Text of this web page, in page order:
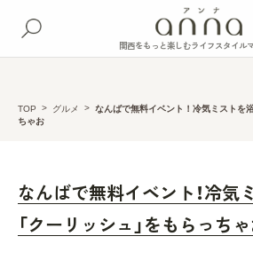
関西をもっと楽しむライフスタイル
TOP グルメ
なんばで無料イベント！冷気ミストを
ちゃお
なんばで無料イベント！冷気
「クーリッシュ」をもらっち